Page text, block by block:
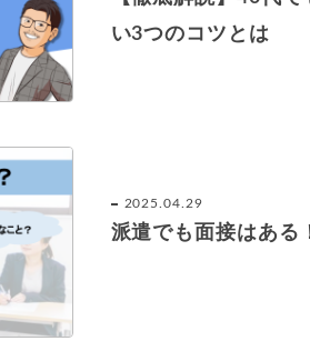
い3つのコツとは
2025.04.29
派遣でも面接はある